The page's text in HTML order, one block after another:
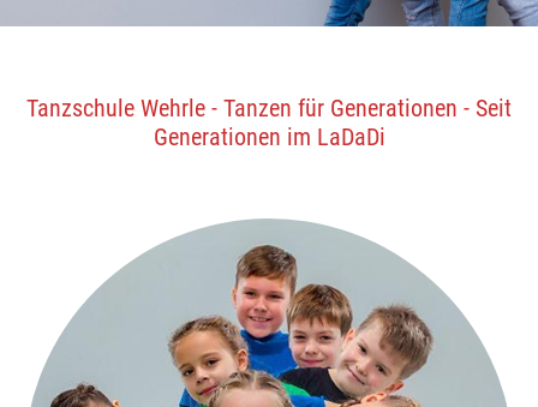
Tanzschule Wehrle - Tanzen für Generationen - Seit
Generationen im LaDaDi